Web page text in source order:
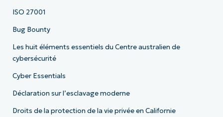
ISO 27001
Bug Bounty
Les huit éléments essentiels du Centre australien de
cybersécurité
Cyber Essentials
Déclaration sur l’esclavage moderne
Droits de la protection de la vie privée en Californie